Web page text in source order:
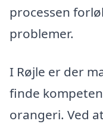
processen
problemer.
I Røjle er der
finde
orangeri. Ved